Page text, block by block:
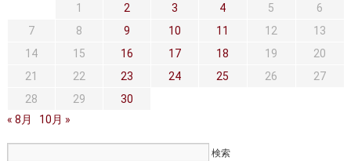
遠方から来院される方は？ 外来予約について
セカンドオピニオン 治療費について
正しい病院の選び方
1 2 3 4 5
6
7
8 9 10 11 12
13
14
15 16 17 18 19
20
21
22 23 24 25 26
27
28
29
30
« 8月
10月 »